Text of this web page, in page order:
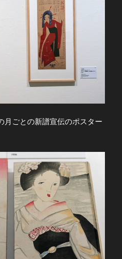
ごとの新譜宣伝のポスター